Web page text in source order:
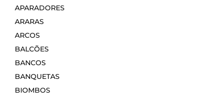
APARADORES
ARARAS
ARCOS
BALCÕES
BANCOS
BANQUETAS
BIOMBOS